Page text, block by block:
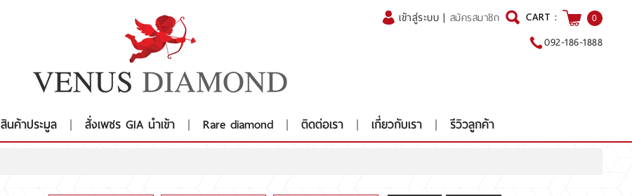
เข้าสู่ระบบ | สมัครสมาชิก CART : 0
092-186-1888
สินค้าประมูล สั่งเพชร GIA นำเข้า Rare diamond ติดต่อเรา เกี่ยวกับเรา รีวิวลูกค้า